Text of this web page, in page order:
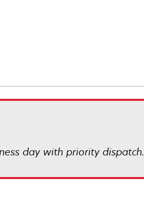
day with priority dispatch.